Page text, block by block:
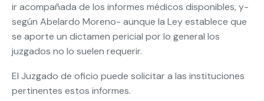
ir acompañada de los informes médicos disponibles, y-
según Abelardo Moreno- aunque la Ley establece que
se aporte un dictamen pericial por lo general los
juzgados no lo suelen requerir.
El Juzgado de oficio puede solicitar a las instituciones
pertinentes estos informes.